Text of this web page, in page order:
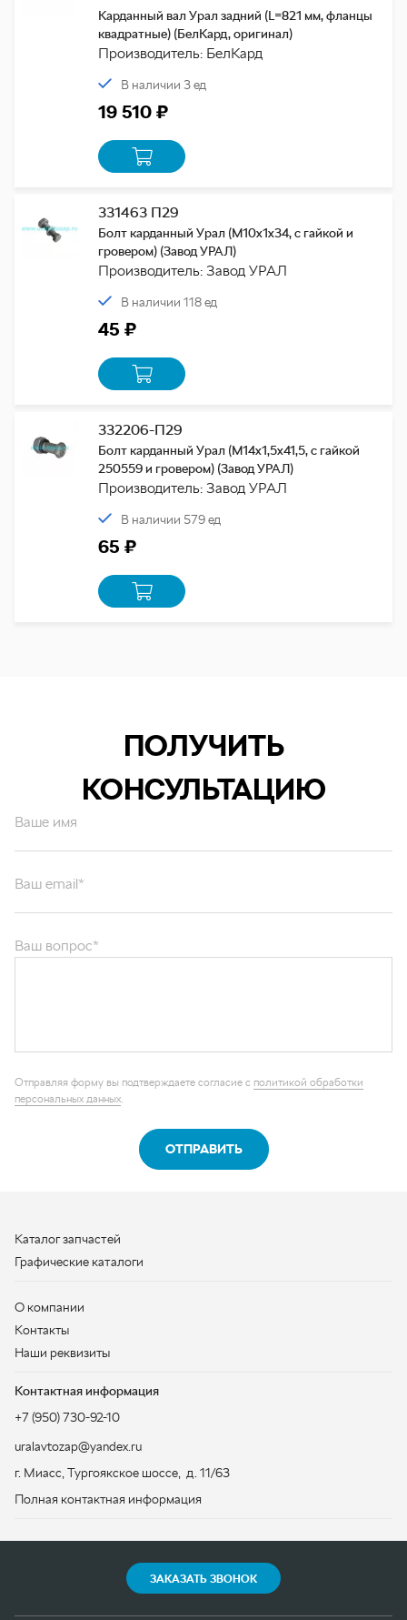
Карданный вал Урал задний (L=821 мм, фланцы
квадратные) (БелКард, оригинал)
Производитель: БелКард
В наличии 3 ед
19 510 ₽
331463 П29
Болт карданный Урал (М10х1х34, с гайкой и
гровером) (Завод УРАЛ)
Производитель: Завод УРАЛ
В наличии 118 ед
45 ₽
332206-П29
Болт карданный Урал (М14х1,5х41,5, с гайкой
250559 и гровером) (Завод УРАЛ)
Производитель: Завод УРАЛ
В наличии 579 ед
65 ₽
ПОЛУЧИТЬ
КОНСУЛЬТАЦИЮ
Ваше имя
персональных данных
Каталог запчастей
Контактная информация
+7 (950) 730-92-10
uralavtozap@yandex.ru
г. Миасс, Тургоякское шоссе, д. 11/63
Полная контактная информация
Политика конфиденциальности